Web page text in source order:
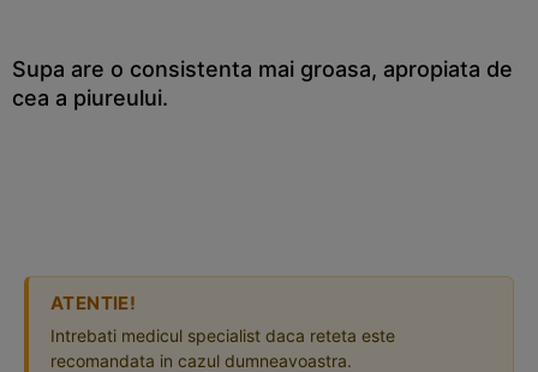
Supa are o consistenta mai groasa, apropiata de
cea a piureului.
ATENTIE!
Intrebati medicul specialist daca reteta este
recomandata in cazul dumneavoastra.